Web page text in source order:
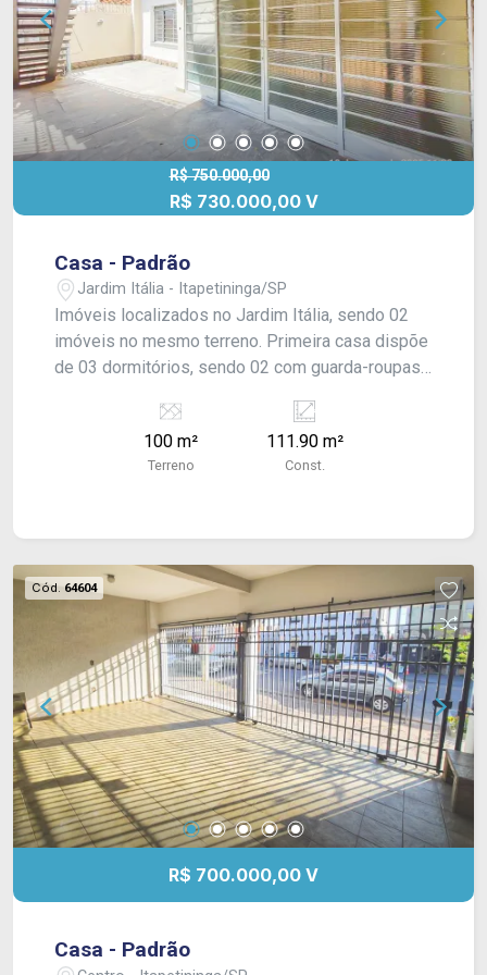
R$ 750.000,00
R$ 730.000,00 V
Casa - Padrão
Jardim Itália - Itapetininga/SP
Imóveis localizados no Jardim Itália, sendo 02
imóveis no mesmo terreno. Primeira casa dispõe
de 03 dormitórios, sendo 02 com guarda-roupas
de alvenaria, closet com guarda-roupa embutido,
box de acrílico e banheira desativada. Conta ainda
com sala equipada com armário, balcão e bancos
Acabamento: laje com molduras em gesso, piso
frio e piso laminado. Segunda casa, possui 03
dormitórios, sendo 01 suíte com box de acrílico,
sala, copa, cozinha com armário de alvenaria
embutido com portas em acrílico, área de serviço
coberta, 01 banheiro social com box de acrílico e
área de lazer com churrasqueira e pia. Oferece
garagem para 01 veículo. Acabamento: laje com
molduras em gesso, piso de ardósia e piso
cerâmico.
100 m²
Terreno
111.90 m²
Const.
Cód.64604
R$ 700.000,00 V
Casa - Padrão